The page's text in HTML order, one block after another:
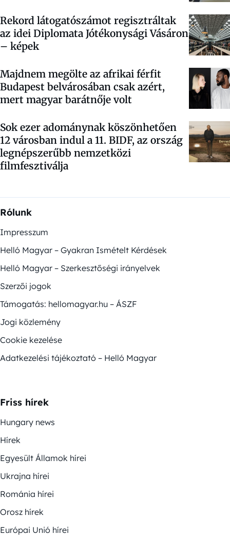
Rekord látogatószámot regisztráltak
az idei Diplomata Jótékonysági Vásáron
– képek
Majdnem megölte az afrikai férfit
Budapest belvárosában csak azért,
mert magyar barátnője volt
Sok ezer adománynak köszönhetően
12 városban indul a 11. BIDF, az ország
legnépszerűbb nemzetközi
filmfesztiválja
Rólunk
Impresszum
Helló Magyar – Gyakran Ismételt Kérdések
Helló Magyar – Szerkesztőségi irányelvek
Szerzői jogok
Támogatás: hellomagyar.hu – ÁSZF
Jogi közlemény
Cookie kezelése
Adatkezelési tájékoztató – Helló Magyar
Friss hírek
Hungary news
Hírek
Egyesült Államok hírei
Ukrajna hírei
Románia hírei
Orosz hírek
Európai Unió hírei